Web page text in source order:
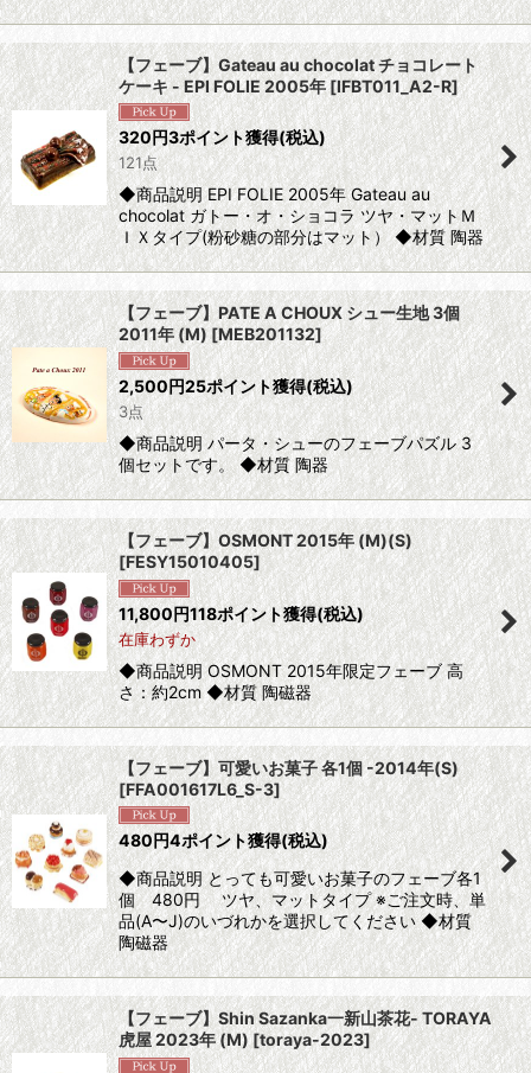
【フェーブ】Gateau au chocolat チョコレート
ケーキ - EPI FOLIE 2005年[IFBT011_A2-R]
320円3ポイント獲得(税込)
121点
◆商品説明 EPI FOLIE 2005年 Gateau au
chocolat ガトー・オ・ショコラ ツヤ・マットＭ
ＩＸタイプ(粉砂糖の部分はマット） ◆材質 陶器
【フェーブ】PATE A CHOUX シュー生地 3個
2011年 (M) [MEB201132]
2,500円25ポイント獲得(税込)
3点
◆商品説明 パータ・シューのフェーブパズル 3
個セットです。 ◆材質 陶器
【フェーブ】OSMONT 2015年 (M)(S)
[FESY15010405]
11,800円118ポイント獲得(税込)
在庫わずか
◆商品説明 OSMONT 2015年限定フェーブ 高
さ：約2cm ◆材質 陶磁器
【フェーブ】可愛いお菓子 各1個 -2014年(S)
[FFA001617L6_S-3]
480円4ポイント獲得(税込)
◆商品説明 とっても可愛いお菓子のフェーブ各1
個 480円 ツヤ、マットタイプ ※ご注文時、単
品(A〜J)のいづれかを選択してください ◆材質
陶磁器
【フェーブ】Shin Sazanka一新山茶花- TORAYA
虎屋 2023年 (M) [toraya-2023]